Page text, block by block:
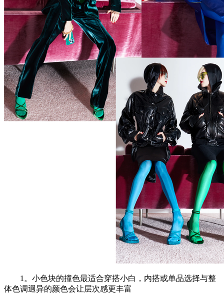
1。小色块的撞色最适合穿搭小白，内搭或单品选择与整
体色调迥异的颜色会让层次感更丰富